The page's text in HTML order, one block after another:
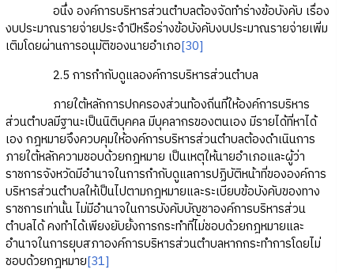
อนึ่ง องค์การบริหารส่วนตำบลต้องจัดทำร่างข้อบังคับ เรื่อง
งบประมาณรายจ่ายประจำปีหรือร่างข้อบังคับงบประมาณรายจ่ายเพิ่ม
เติมโดยผ่านการอนุมัติของนายอำเภอ[30]
2.5 การกำกับดูแลองค์การบริหารส่วนตำบล
ภายใต้หลักการปกครองส่วนท้องถิ่นที่ให้องค์การบริหาร
ส่วนตำบลมีฐานะเป็นนิติบุคคล มีบุคลากรของตนเอง มีรายได้ที่หาได้
เอง กฎหมายจึงควบคุมให้องค์การบริหารส่วนตำบลต้องดำเนินการ
ภายใต้หลักความชอบด้วยกฎหมาย เป็นเหตุให้นายอำเภอและผู้ว่า
ราชการจังหวัดมีอำนาจในการกำกับดูแลการปฏิบัติหน้าที่ขององค์การ
บริหารส่วนตำบลให้เป็นไปตามกฎหมายและระเบียบข้อบังคับของทาง
ราชการเท่านั้น ไม่มีอำนาจในการบังคับบัญชาองค์การบริหารส่วน
ตำบลได้ คงทำได้เพียงยับยั้งการกระทำที่ไม่ชอบด้วยกฎหมายและ
อำนาจในการยุบสภาองค์การบริหารส่วนตำบลหากกระทำการโดยไม่
ชอบด้วยกฎหมาย[31]